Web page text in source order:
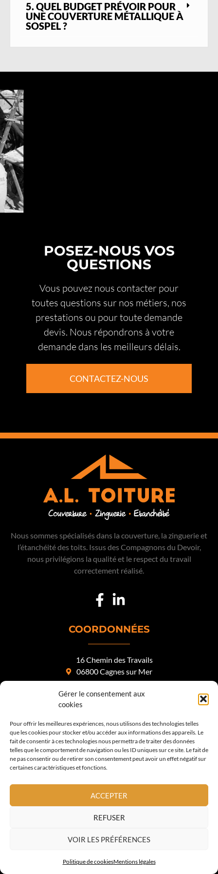
Gérer le consentement aux
cookies
Pour offrir les meilleures expériences, nous utilisons des technologies telles
que les cookies pour stocker et/ou accéder aux informations des appareils. Le
fait de consentir à ces technologies nous permettra de traiter des données
telles que le comportement de navigation ou les ID uniques sur ce site. Le fait de
ne pas consentir ou de retirer son consentement peut avoir un effet négatif sur
certaines caractéristiques et fonctions.
ACCEPTER
REFUSER
VOIR LES PRÉFÉRENCES
Politique de cookiesMentions légales
zinc, raccords d’étanchéité, habillages
métalliques et protections périphériques.
Ces éléments sont essentiels pour garantir la
5. QUEL BUDGET PRÉVOIR POUR
UNE COUVERTURE MÉTALLIQUE À
SOSPEL ?
POSEZ-NOUS VOS
QUESTIONS
Vous pouvez nous contacter pour
toutes questions sur nos métiers, nos
prestations ou pour toute demande
devis. Nous répondrons à votre
demande dans les meilleurs délais.
CONTACTEZ-NOUS
Nous sommes spécialisés dans la couverture, la zinguerie et
l’étanchéité des toits. Issus des Compagnons du Devoir,
nous privilégions la qualité et le respect du travail
correctement réalisé.
COORDONNÉES
16 Chemin des Travails
06800 Cagnes sur Mer
France
A PROPOS
Devis & Contact